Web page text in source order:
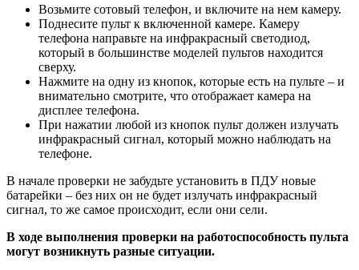
Возьмите сотовый телефон, и включите на нем камеру.
Поднесите пульт к включенной камере. Камеру
телефона направьте на инфракрасный светодиод,
который в большинстве моделей пультов находится
сверху.
Нажмите на одну из кнопок, которые есть на пульте – и
внимательно смотрите, что отображает камера на
дисплее телефона.
При нажатии любой из кнопок пульт должен излучать
инфракрасный сигнал, который можно наблюдать на
телефоне.
В начале проверки не забудьте установить в ПДУ новые
батарейки – без них он не будет излучать инфракрасный
сигнал, то же самое происходит, если они сели.
В ходе выполнения проверки на работоспособность пульта
могут возникнуть разные ситуации.